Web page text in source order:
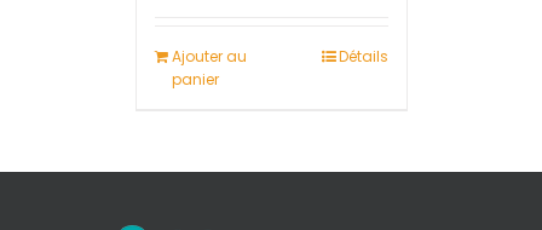
Ajouter au
panier
Détails